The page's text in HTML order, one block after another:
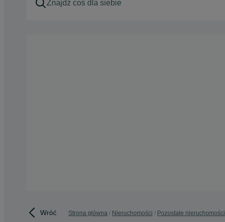
Wróć Strona główna Nieruchomości Pozostałe nieruchomości